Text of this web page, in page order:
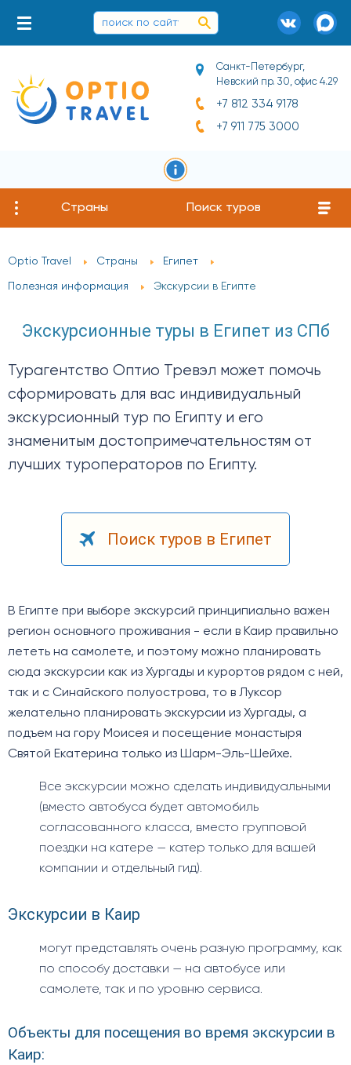
Санкт-Петербург,
Невский пр. 30, офис 4.29
+7 812 334 9178
+7 911 775 3000
Страны Поиск туров
Optio Travel Страны Египет
Полезная информация Экскурсии в Египте
Экскурсионные туры в Египет из СПб
Турагентство Оптио Тревэл может помочь
сформировать для вас индивидуальный
экскурсионный тур по Египту и его
знаменитым достопримечательностям от
лучших туроператоров по Египту.
Поиск туров в Египет
В Египте при выборе экскурсий принципиально важен
регион основного проживания - если в Каир правильно
лететь на самолете, и поэтому можно планировать
сюда экскурсии как из Хургады и курортов рядом с ней,
так и с Синайского полуострова, то в Луксор
желательно планировать экскурсии из Хургады, а
подъем на гору Моисея и посещение монастыря
Святой Екатерина только из Шарм-Эль-Шейхе.
Все экскурсии можно сделать индивидуальными
(вместо автобуса будет автомобиль
согласованного класса, вместо групповой
поездки на катере — катер только для вашей
компании и отдельный гид).
Экскурсии в Каир
могут представлять очень разную программу, как
по способу доставки — на автобусе или
самолете, так и по уровню сервиса.
Объекты для посещения во время экскурсии в
Каир: